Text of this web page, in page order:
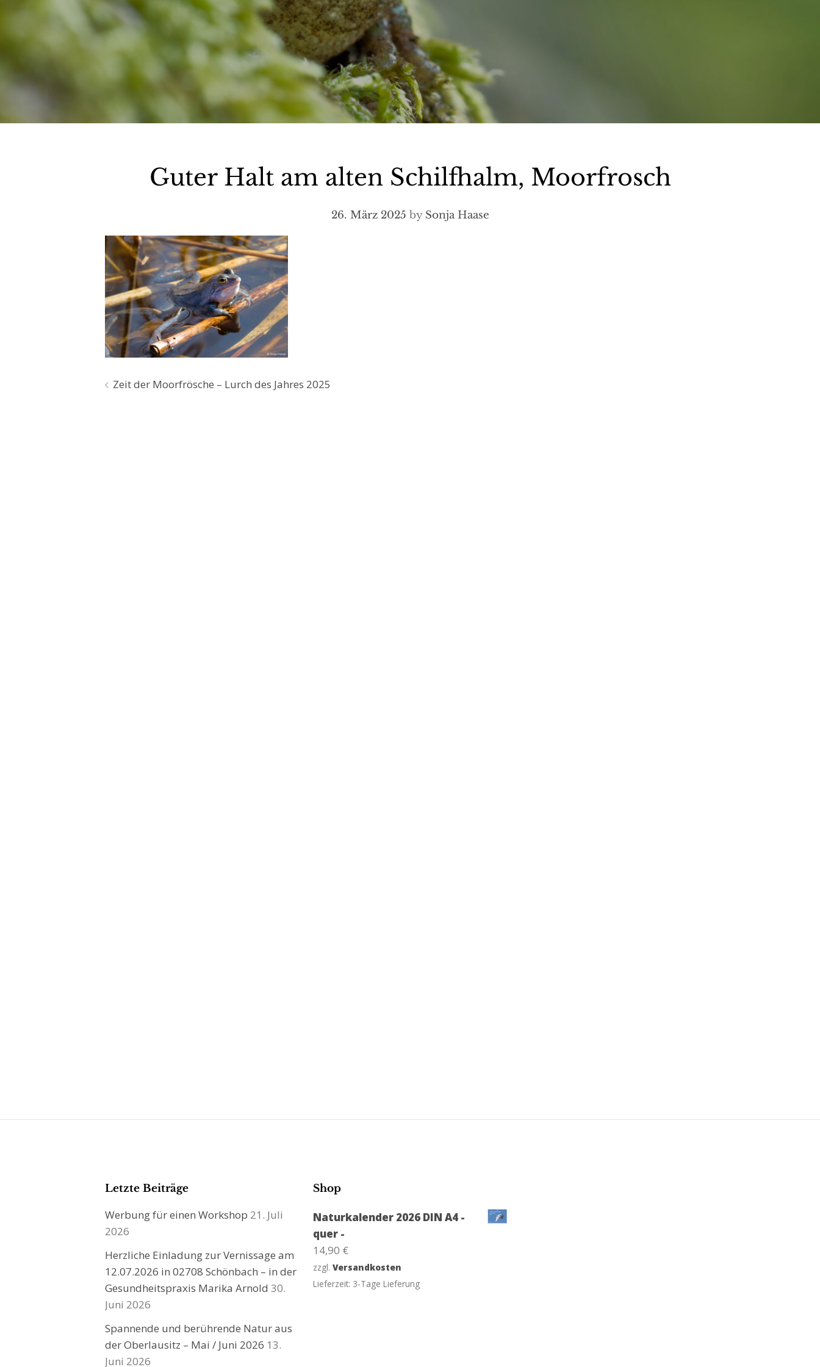
Guter Halt am alten Schilfhalm, Moorfrosch
26. März 2025 by Sonja Haase
Beitragsnavigation
Zeit der Moorfrösche – Lurch des Jahres 2025
Letzte Beiträge
Werbung für einen Workshop 21. Juli
2026
Herzliche Einladung zur Vernissage am
12.07.2026 in 02708 Schönbach – in der
Gesundheitspraxis Marika Arnold 30.
Juni 2026
Spannende und berührende Natur aus
der Oberlausitz – Mai / Juni 2026 13.
Juni 2026
Shop
Naturkalender 2026 DIN A4 -
quer -
14,90 €
zzgl.Versandkosten
Lieferzeit: 3-Tage Lieferung